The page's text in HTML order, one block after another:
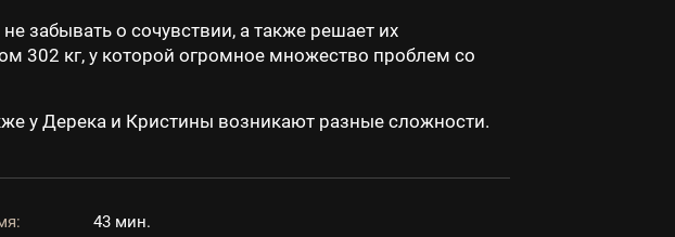
забывать о сочувствии, а также решает их
302 кг, у которой огромное множество проблем со
у Дерека и Кристины возникают разные сложности.
43 мин.